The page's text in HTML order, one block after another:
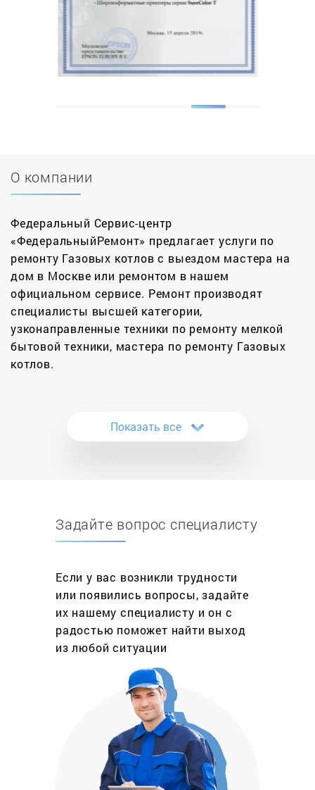
О компании
Федеральный Сервис-центр
«ФедеральныйРемонт» предлагает услуги по
ремонту Газовых котлов с выездом мастера на
дом в Москве или ремонтом в нашем
официальном сервисе. Ремонт производят
специалисты высшей категории,
узконаправленные техники по ремонту мелкой
бытовой техники, мастера по ремонту Газовых
котлов.
в Москве по доступным ценам? Воспользуйтесь
услугами нашего сервисного центра, и вы не
позволяет гарантировать высокое качество
предоставляемых услуг.
Безопасность – наш приоритет. Мы понимаем
всю ответственность, которая ложится на плечи
мастеров, а потому тщательно проверяем
функциональность водонагревательных котлов и
только после этого сдаем работу заказчику.
Благодаря такому подходу вы можете не
сомневаться в безопасности использования
Главное преимущество компании
Обратите внимание, что мы не просто устраняем
неисправность водонагревательного
оборудования, а берем на себя комплексный
Показать все
Задайте вопрос специалисту
Если у вас возникли трудности
или появились вопросы, задайте
их нашему специалисту и он с
радостью поможет найти выход
из любой ситуации